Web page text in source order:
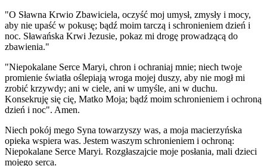
"O Sławna Krwio Zbawiciela, oczyść moj umysł, zmysły i mocy,
aby nie upaść w pokusę; bądź moim tarczą i schronieniem dzień i
noc. Sławańska Krwi Jezusie, pokaz mi drogę prowadzącą do
zbawienia."
"Niepokalane Serce Maryi, chron i ochraniaj mnie; niech twoje
promienie światła oślepiają wroga mojej duszy, aby nie mogł mi
zrobić krzywdy; ani w ciele, ani w umyśle, ani w duchu.
Konsekruję się cię, Matko Moja; bądź moim schronieniem i ochroną
dzień i noc". Amen.
Niech pokój mego Syna towarzyszy was, a moja macierzyńska
opieka wspiera was. Jestem waszym schronieniem i ochroną:
Niepokalane Serce Maryi. Rozgłaszajcie moje posłania, mali dzieci
mojego serca.